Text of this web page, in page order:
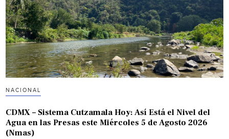
NACIONAL
CDMX – Sistema Cutzamala Hoy: Así Está el Nivel del
Agua en las Presas este Miércoles 5 de Agosto 2026
(Nmas)